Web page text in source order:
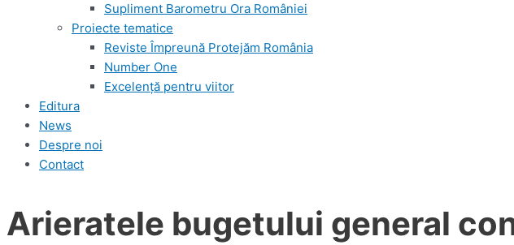
Supliment Barometru Ora României
Proiecte tematice
Reviste Împreună Protejăm România
Number One
Excelență pentru viitor
Editura
News
Despre noi
Contact
Arieratele bugetului general